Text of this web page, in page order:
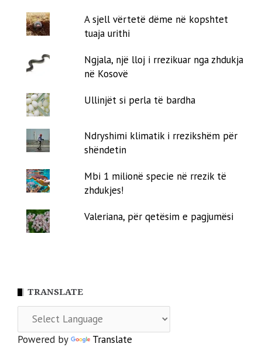
A sjell vërtetë dëme në kopshtet
tuaja urithi
Ngjala, një lloj i rrezikuar nga zhdukja
në Kosovë
Ullinjët si perla të bardha
Ndryshimi klimatik i rrezikshëm për
shëndetin
Mbi 1 milionë specie në rrezik të
zhdukjes!
Valeriana, për qetësim e pagjumësi
TRANSLATE
Powered by Translate